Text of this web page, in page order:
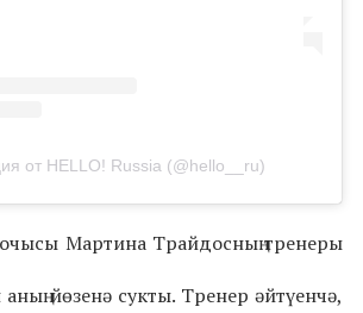
от HELLO! Russia (@hello__ru)
Мартина Трайдосның тренеры
йөзенә сукты. Тренер әйтүенчә,